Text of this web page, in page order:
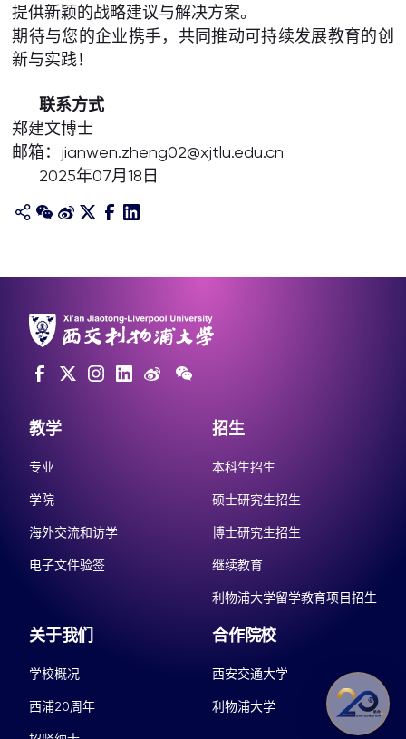
提供新颖的战略建议与解决方案。
期待与您的企业携手，共同推动可持续发展教育的创
新与实践！
联系方式
郑建文博士
邮箱：jianwen.zheng02@xjtlu.edu.cn
2025年07月18日
教学
专业
学院
海外交流和访学
电子文件验签
招生
本科生招生
硕士研究生招生
博士研究生招生
继续教育
利物浦大学留学教育项目招生
关于我们
学校概况
西浦20周年
合作院校
西安交通大学
利物浦大学